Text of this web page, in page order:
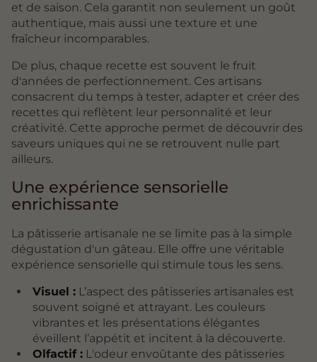
et de saison. Cela garantit non seulement un goût
authentique, mais aussi une texture et une
fraîcheur incomparables.
De plus, chaque recette est souvent le fruit
d'années de perfectionnement. Ces artisans
consacrent du temps à tester, adapter et créer des
recettes qui reflètent leur personnalité et leur
créativité. Cette approche permet de découvrir des
saveurs uniques qui ne se retrouvent nulle part
ailleurs.
Une expérience sensorielle
enrichissante
La pâtisserie artisanale ne se limite pas à la simple
dégustation d'un gâteau. Elle offre une véritable
expérience sensorielle qui stimule tous les sens.
Visuel :L’aspect des pâtisseries artisanales est
souvent soigné et attrayant. Les couleurs
vibrantes et les présentations élégantes
éveillent l’appétit et incitent à la découverte.
Olfactif :L'odeur envoûtante des pâtisseries